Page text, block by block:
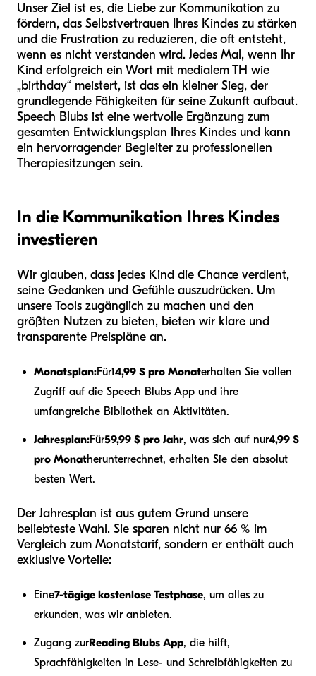
Unser Ziel ist es, die Liebe zur Kommunikation zu
fördern, das Selbstvertrauen Ihres Kindes zu stärken
und die Frustration zu reduzieren, die oft entsteht,
wenn es nicht verstanden wird. Jedes Mal, wenn Ihr
Kind erfolgreich ein Wort mit medialem TH wie
„birthday“ meistert, ist das ein kleiner Sieg, der
grundlegende Fähigkeiten für seine Zukunft aufbaut.
Speech Blubs ist eine wertvolle Ergänzung zum
gesamten Entwicklungsplan Ihres Kindes und kann
ein hervorragender Begleiter zu professionellen
Therapiesitzungen sein.
In die Kommunikation Ihres Kindes
investieren
Wir glauben, dass jedes Kind die Chance verdient,
seine Gedanken und Gefühle auszudrücken. Um
unsere Tools zugänglich zu machen und den
größten Nutzen zu bieten, bieten wir klare und
transparente Preispläne an.
Monatsplan:Für14,99 $ pro Monaterhalten Sie vollen
Zugriff auf die Speech Blubs App und ihre
umfangreiche Bibliothek an Aktivitäten.
Jahresplan:Für59,99 $ pro Jahr, was sich auf nur4,99 $
pro Monatherunterrechnet, erhalten Sie den absolut
besten Wert.
Der Jahresplan ist aus gutem Grund unsere
beliebteste Wahl. Sie sparen nicht nur 66 % im
Vergleich zum Monatstarif, sondern er enthält auch
exklusive Vorteile:
Eine7-tägige kostenlose Testphase, um alles zu
erkunden, was wir anbieten.
Zugang zurReading Blubs App, die hilft,
Sprachfähigkeiten in Lese- und Schreibfähigkeiten zu